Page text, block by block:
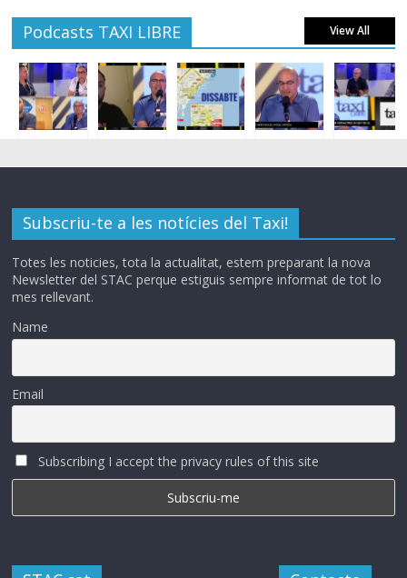
Podcasts TAXI LIBRE View All
Subscriu-te a les notícies del Taxi!
Totes les noticies, tota la actualitat, estem preparant la nova
Newsletter del STAC perque estiguis sempre informat de tot lo
mes rellevant.
Name
Email
Subscribing I accept the privacy rules of this site